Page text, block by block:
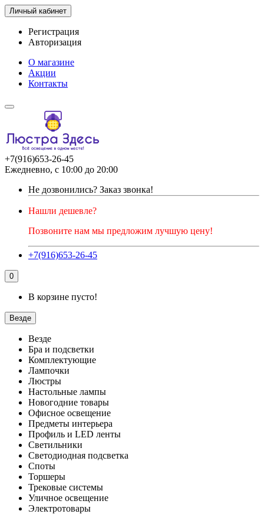
Личный кабинет
Регистрация
Авторизация
О магазине
Акции
Контакты
+7(916)653-26-45
Ежедневно, с 10:00 до 20:00
Не дозвонились? Заказ звонка!
Нашли дешевле?
Позвоните нам мы предложим лучшую цену!
+7(916)653-26-45
0
В корзине пусто!
Везде
Везде
Бра и подсветки
Комплектующие
Лампочки
Люстры
Настольные лампы
Новогодние товары
Офисное освещение
Предметы интерьера
Профиль и LED ленты
Светильники
Светодиодная подсветка
Споты
Торшеры
Трековые системы
Уличное освещение
Электротовары